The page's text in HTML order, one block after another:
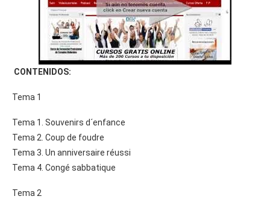
CONTENIDOS:
Tema 1
Tema 1. Souvenirs d´enfance
Tema 2. Coup de foudre
Tema 3. Un anniversaire réussi
Tema 4. Congé sabbatique
Tema 2